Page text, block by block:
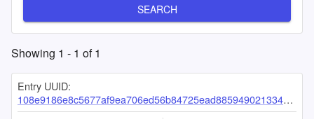
SEARCH
Showing 1 - 1 of1
Entry UUID:
108e9186e8c5677af9ea706ed56b84725ead8859490213349ae4da156cc33431b2f91b044bbd5bb1